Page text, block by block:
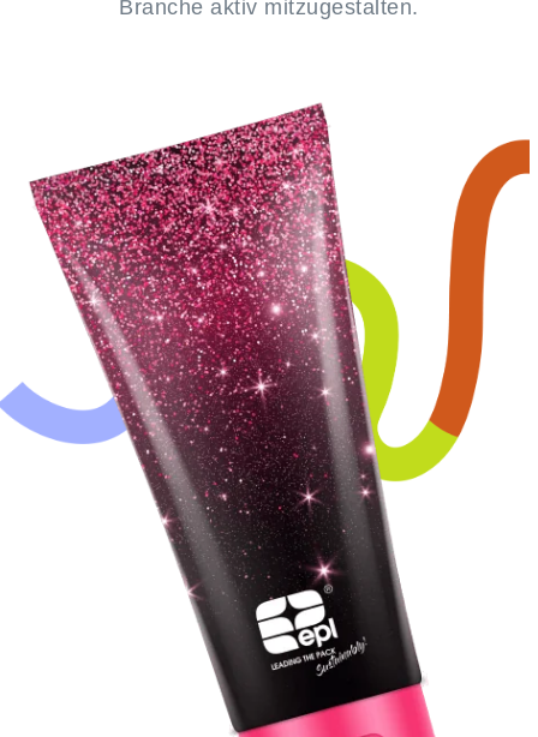
Branche aktiv mitzugestalten.